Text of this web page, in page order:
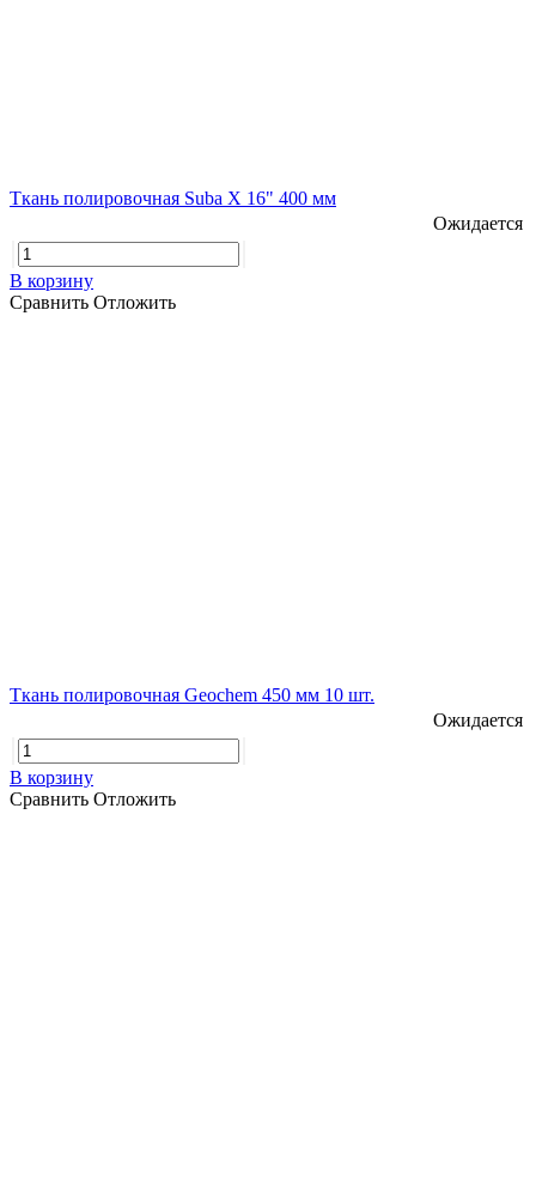
Ткань полировочная Suba X 16" 400 мм
Ожидается
В корзину
Сравнить Отложить
Ткань полировочная Geochem 450 мм 10 шт.
Ожидается
В корзину
Сравнить Отложить